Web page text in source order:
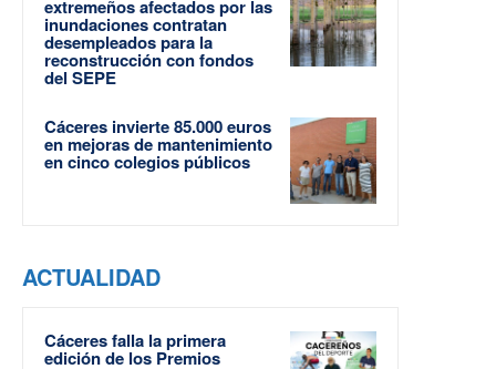
extremeños afectados por las
inundaciones contratan
desempleados para la
reconstrucción con fondos
del SEPE
Cáceres invierte 85.000 euros
en mejoras de mantenimiento
en cinco colegios públicos
ACTUALIDAD
Cáceres falla la primera
edición de los Premios